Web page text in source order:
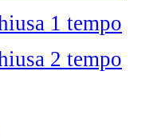
1 tempo
2 tempo